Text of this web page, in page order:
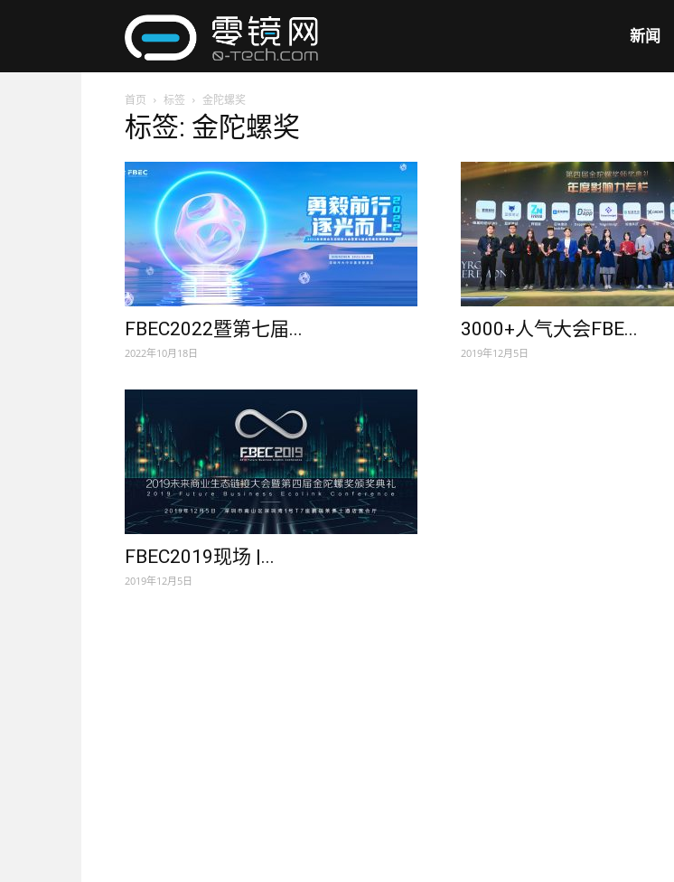
新闻
首页 标签 金陀螺奖
标签: 金陀螺奖
FBEC2022暨第七届...
2022年10月18日
3000+人气大会FBE...
2019年12月5日
FBEC2019现场 |...
2019年12月5日